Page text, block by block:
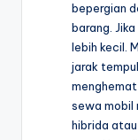
bepergian
barang.
lebih kecil.
jarak
sewa mobil
hibrida atau